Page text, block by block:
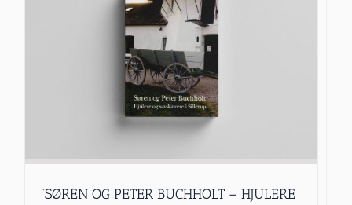
”SØREN OG PETER BUCHHOLT – HJULERE